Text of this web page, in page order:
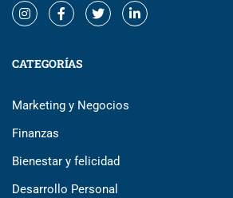
CATEGORÍAS
Marketing y Negocios
Finanzas
Bienestar y felicidad
Desarrollo Personal